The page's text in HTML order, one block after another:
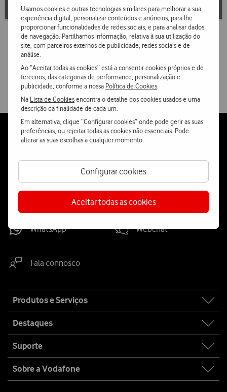
Usamos cookies e outras tecnologias similares para melhorar a sua
experiência digital, personalizar conteúdos e anúncios, para lhe
proporcionar funcionalidades de redes sociais, e para analisar dados
de navegação. Partilhamos informação, relativa à sua utilização do
site, com parceiros externos de publicidade, redes sociais e de
análise.
Ao “Aceitar todas as cookies” está a consentir cookies próprios e de
terceiros, das categorias de performance, personalização e
publicidade, conforme a nossa Política de Cookies
Na Lista de Cookiesencontra o detalhe dos cookies usados e uma
descrição da finalidade de cada um.
Em alternativa, clique “Configurar cookies” onde pode gerir as suas
preferências, ou rejeitar todas as cookies não essenciais. Pode
alterar as suas escolhas a qualquer momento.
Configurar cookies
Aceitar todas as cookies
Caso não seja possível consultar a informação que necessita
nesta página por favor contacte a nossa linha de apoio 911
691 200 para encomendas particulares, ou 808 91 00 11,
disponível todos os dias das 9h às 20h (preço de chamada
local) para encomendas empresariais.
Follow
Social
Contacta-nos
WhatsApp Webchat
Fala connosco
map
Produtos e Serviços
Destaques
Suporte
Sobre a Vodafone